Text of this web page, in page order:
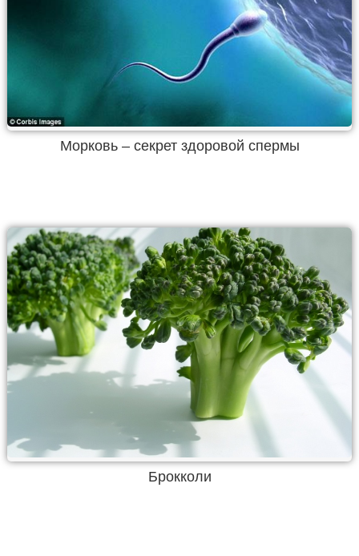
Морковь – секрет здоровой спермы
Брокколи